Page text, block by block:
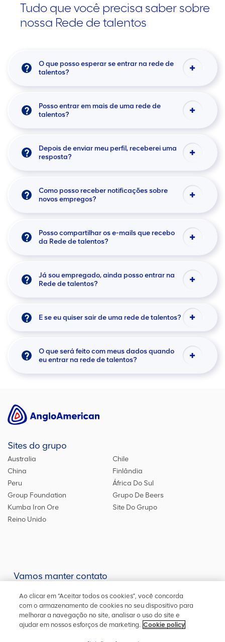
Tudo que você precisa saber sobre
nossa Rede de talentos
O que posso esperar se entrar na rede de
talentos?
Posso entrar em mais de uma rede de
talentos?
Depois de enviar meu perfil, receberei uma
resposta?
Como posso receber notificações sobre
novos empregos?
Posso compartilhar os e-mails que recebo
da Rede de talentos?
Já sou empregado, ainda posso entrar na
Rede de talentos?
E se eu quiser sair de uma rede de talentos?
O que será feito com meus dados quando
eu entrar na rede de talentos?
Sites do grupo
Australia
Chile
China
Finlândia
Peru
África Do Sul
Group Foundation
Grupo De Beers
Kumba Iron Ore
Site Do Grupo
Reino Unido
Vamos manter contato
contatoconoscopara outras informações
Ao clicar em “Aceitar todos os cookies”, você concorda
com o armazenamento de cookies no seu dispositivo para
melhorar a navegação no site, analisar o uso do site e
ajudar em nossos esforços de marketing. Cookie policy